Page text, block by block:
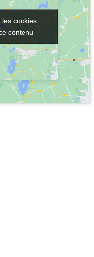
les cookies
contenu
les cookies
contenu